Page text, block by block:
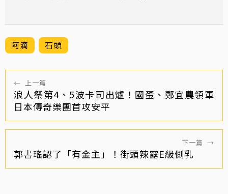
阿滴 石頭
← 上一篇
浪人祭第4、5波卡司出爐！國蛋、鄭宜農領軍
日本傳奇樂團首攻安平
下一篇 →
郭書瑤認了「有金主」！街頭辣露E級側乳